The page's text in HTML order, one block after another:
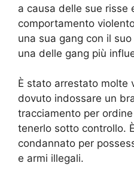
a causa delle sue risse
comportamento
una sua gang con il
una delle gang più
È stato arrestato molte
dovuto indossare un
tracciamento per
tenerlo sotto controllo.
condannato per
e armi illegali.